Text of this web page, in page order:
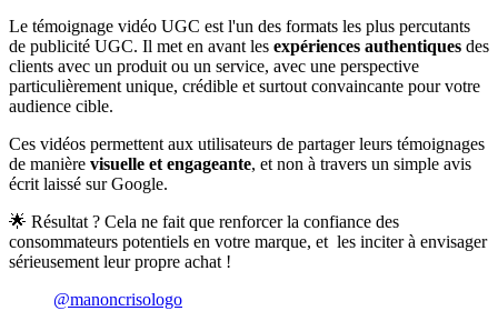
Le témoignage vidéo UGC est l'un des formats les plus percutants
de publicité UGC. Il met en avant les expériences authentiques des
clients avec un produit ou un service, avec une perspective
particulièrement unique, crédible et surtout convaincante pour votre
audience cible.
Ces vidéos permettent aux utilisateurs de partager leurs témoignages
de manière visuelle et engageante, et non à travers un simple avis
écrit laissé sur Google.
🌟 Résultat ? Cela ne fait que renforcer la confiance des
consommateurs potentiels en votre marque, et les inciter à envisager
sérieusement leur propre achat !
@manoncrisologo